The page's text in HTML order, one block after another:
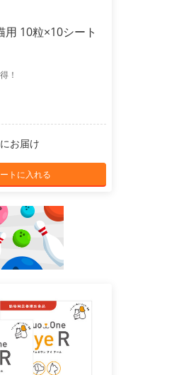
用 10粒×10シート
！
にお届け
トに入れる